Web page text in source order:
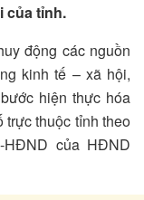
của tỉnh.
động các nguồn
kinh tế – xã hội,
hiện thực hóa
trực thuộc tỉnh theo
HĐND của HĐND